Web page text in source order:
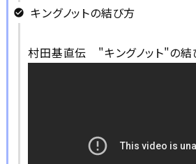
キングノットの結び方
村田基直伝 "キングノット"の